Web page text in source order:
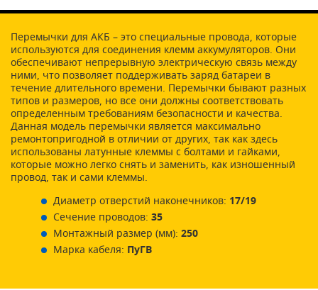
Перемычки для АКБ – это специальные провода, которые
используются для соединения клемм аккумуляторов. Они
обеспечивают непрерывную электрическую связь между
ними, что позволяет поддерживать заряд батареи в
течение длительного времени. Перемычки бывают разных
типов и размеров, но все они должны соответствовать
определенным требованиям безопасности и качества.
Данная модель перемычки является максимально
ремонтопригодной в отличии от других, так как здесь
использованы латунные клеммы с болтами и гайками,
которые можно легко снять и заменить, как изношенный
провод, так и сами клеммы.
Диаметр отверстий наконечников: 17/19
Сечение проводов: 35
Монтажный размер (мм): 250
Марка кабеля: ПуГВ